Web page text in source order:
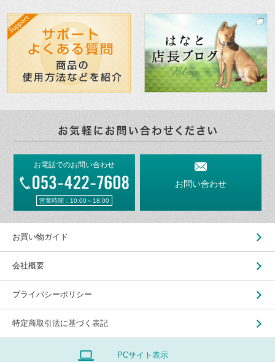
お電話でのお問い合わせ
営業時間：10:00～18:00
お問い合わせ
お買い物ガイド
会社概要
プライバシーポリシー
特定商取引法に基づく表記
PCサイト表示